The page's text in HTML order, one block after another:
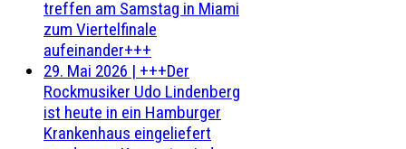
treffen am Samstag in Miami
zum Viertelfinale
aufeinander+++
29. Mai 2026 | +++Der
Rockmusiker Udo Lindenberg
ist heute in ein Hamburger
Krankenhaus eingeliefert